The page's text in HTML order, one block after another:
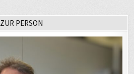
ZUR PERSON